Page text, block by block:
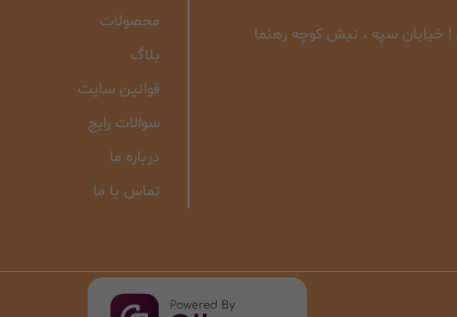
| خیابان سپه ، نبش کوچه رهنما
محصولات
بلاگ
قوانین سایت
سوالات رایج
درباره ما
تماس با ما